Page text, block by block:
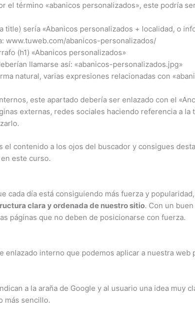
el término «abanicos personalizados», este podría
title) sería «Abanicos personalizados + localidad, o
www.tuweb.com/abanicos-personalizados/
(h1) «Abanicos personalizados»
llamarse así: «abanicos-personalizados.jpg»
natural, varias expresiones relacionadas con
este apartado debería ser enlazado con el
externas, redes sociales haciendo referencia a
el contenido a los ojos del buscador y consigues
este curso.
cada día está consiguiendo más fuerza y
clara y ordenada de nuestro sitio. Con un
páginas que no deben de posicionarse con fuerza.
enlazado interno que podemos aplicar a nuestra
a la araña de Google y al usuario una idea muy
más sencillo.